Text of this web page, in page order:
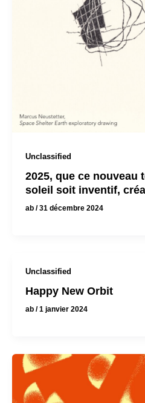
Unclassified
2025, que ce nouveau
soleil soit inventif,
ab /31 décembre 2024
Unclassified
Happy New Orbit
ab /1 janvier 2024